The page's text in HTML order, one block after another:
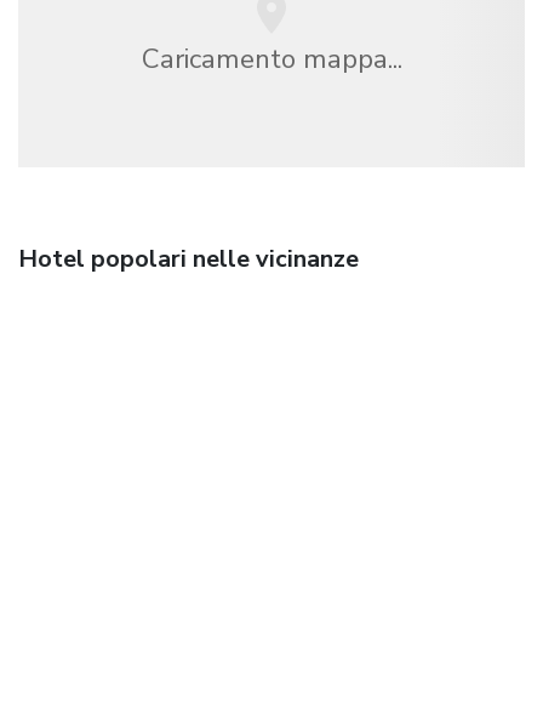
Caricamento mappa...
Hotel popolari nelle vicinanze